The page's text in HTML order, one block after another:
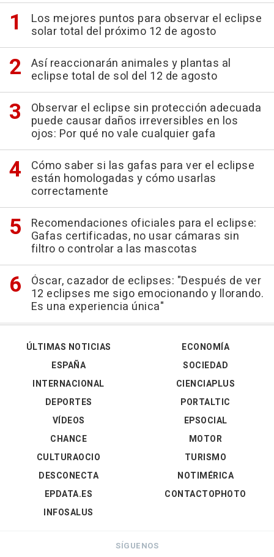
Los mejores puntos para observar el eclipse
solar total del próximo 12 de agosto
Así reaccionarán animales y plantas al
eclipse total de sol del 12 de agosto
Observar el eclipse sin protección adecuada
puede causar daños irreversibles en los
ojos: Por qué no vale cualquier gafa
Cómo saber si las gafas para ver el eclipse
están homologadas y cómo usarlas
correctamente
Recomendaciones oficiales para el eclipse:
Gafas certificadas, no usar cámaras sin
filtro o controlar a las mascotas
Óscar, cazador de eclipses: "Después de ver
12 eclipses me sigo emocionando y llorando.
Es una experiencia única"
ÚLTIMAS NOTICIAS
ESPAÑA
INTERNACIONAL
DEPORTES
VÍDEOS
ECONOMÍA
SOCIEDAD
CIENCIAPLUS
PORTALTIC
EPSOCIAL
CHANCE
CULTURAOCIO
DESCONECTA
EPDATA.ES
INFOSALUS
MOTOR
TURISMO
NOTIMÉRICA
CONTACTOPHOTO
SÍGUENOS